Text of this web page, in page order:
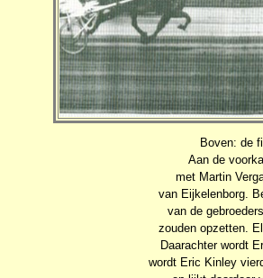
Boven: de
Aan de
met Martin
van Eijkelenborg.
van de
zouden opzetten.
Daarachter wordt
wordt Eric Kinley